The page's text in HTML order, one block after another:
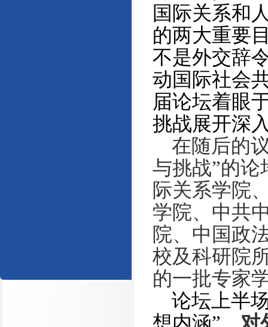
国际关系和
的两大重要
不是外交辞
动国际社会
届论坛着眼
挑战展开深
在随后的
与挑战”的论
际关系学院
学院、中共
院、中国政
校及科研院
的一批专家
论坛上半
想内涵”。 对